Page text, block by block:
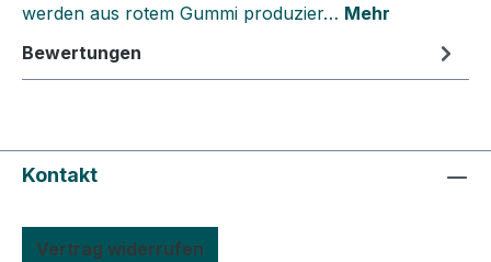
werden aus rotem Gummi produzier… Mehr
Bewertungen
Kontakt
Vertrag widerrufen